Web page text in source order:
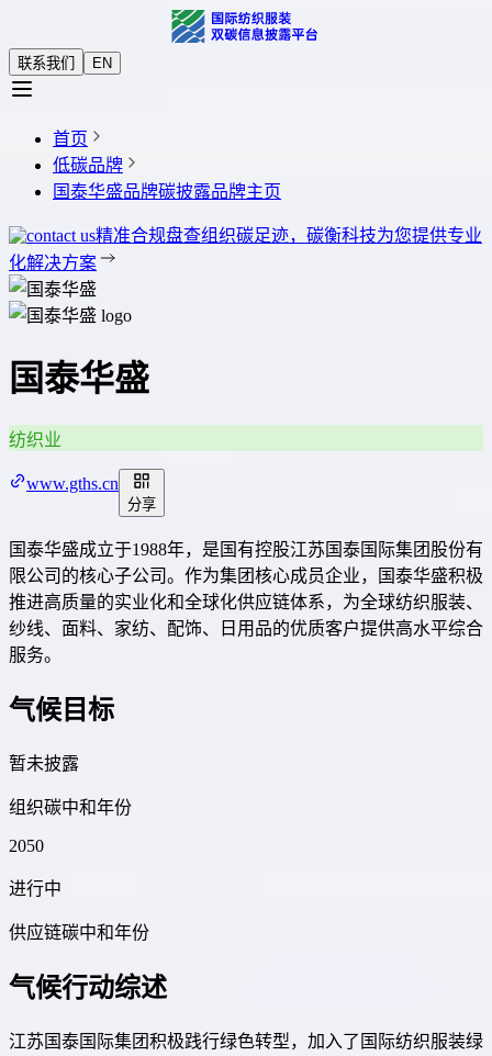
联系我们 EN
首页
低碳品牌
国泰华盛品牌碳披露品牌主页
精准合规盘查组织碳足迹，碳衡科技为您提供专业
化解决方案
国泰华盛
纺织业
www.gths.cn
分享
国泰华盛成立于1988年，是国有控股江苏国泰国际集团股份有
限公司的核心子公司。作为集团核心成员企业，国泰华盛积极
推进高质量的实业化和全球化供应链体系，为全球纺织服装、
纱线、面料、家纺、配饰、日用品的优质客户提供高水平综合
服务。
气候目标
暂未披露
组织碳中和年份
2050
进行中
供应链碳中和年份
气候行动综述
江苏国泰国际集团积极践行绿色转型，加入了国际纺织服装绿